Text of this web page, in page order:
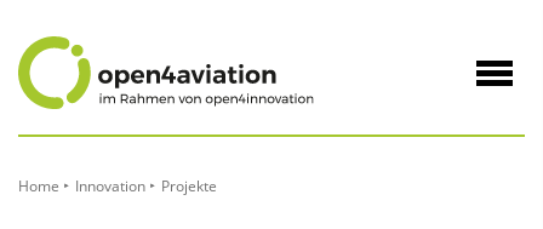
Inhalt
Home Innovation Projekte